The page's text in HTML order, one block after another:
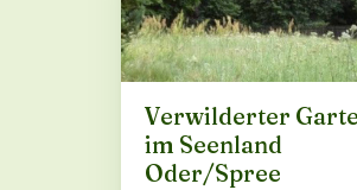
Verwilderter
im Seenland
Oder/Spree